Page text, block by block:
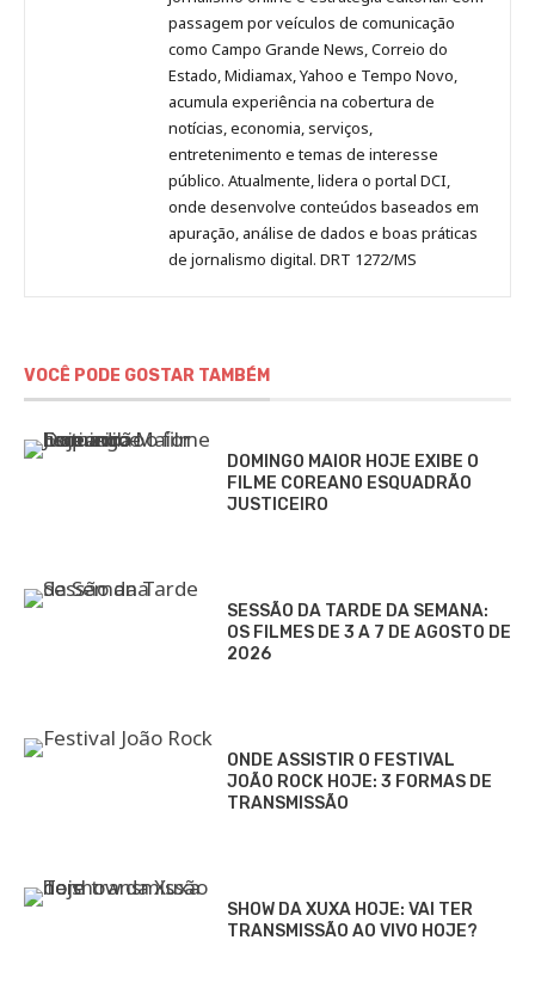
passagem por veículos de comunicação
como Campo Grande News, Correio do
Estado, Midiamax, Yahoo e Tempo Novo,
acumula experiência na cobertura de
notícias, economia, serviços,
entretenimento e temas de interesse
público. Atualmente, lidera o portal DCI,
onde desenvolve conteúdos baseados em
apuração, análise de dados e boas práticas
de jornalismo digital. DRT 1272/MS
VOCÊ PODE GOSTAR TAMBÉM
DOMINGO MAIOR HOJE EXIBE O
FILME COREANO ESQUADRÃO
JUSTICEIRO
SESSÃO DA TARDE DA SEMANA:
OS FILMES DE 3 A 7 DE AGOSTO DE
2026
ONDE ASSISTIR O FESTIVAL
JOÃO ROCK HOJE: 3 FORMAS DE
TRANSMISSÃO
SHOW DA XUXA HOJE: VAI TER
TRANSMISSÃO AO VIVO HOJE?